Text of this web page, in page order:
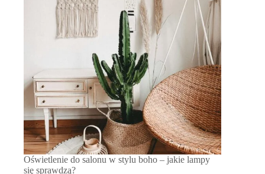
Oświetlenie do salonu w stylu boho – jakie lampy
się sprawdzą?